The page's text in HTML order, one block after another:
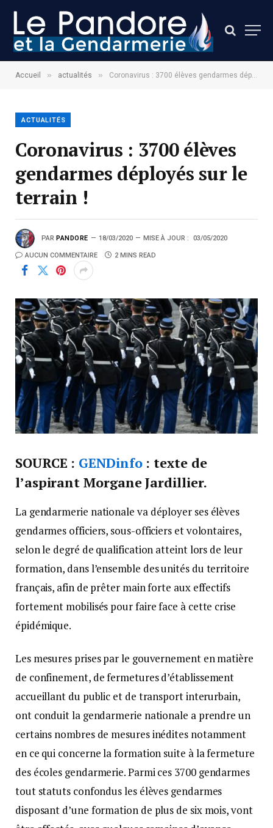
Accueil » actualités » Coronavirus : 3700 élèves gendarmes déployés sur le terrain !
ACTUALITÉS
Coronavirus : 3700 élèves
gendarmes déployés sur le
terrain !
PAR PANDORE 18/03/2020 MISE À JOUR : 03/05/2020
AUCUN COMMENTAIRE 2 MINS READ
SOURCE : GENDinfo: texte de
l’aspirant Morgane Jardillier.
La gendarmerie nationale va déployer ses élèves
gendarmes officiers, sous-officiers et volontaires,
selon le degré de qualification atteint lors de leur
formation, dans l’ensemble des unités du territoire
français, afin de prêter main forte aux effectifs
fortement mobilisés pour faire face à cette crise
épidémique.
Les mesures prises par le gouvernement en matière
de confinement, de fermetures d’établissement
accueillant du public et de transport interurbain,
ont conduit la gendarmerie nationale a prendre un
certains nombres de mesures inédites notamment
en ce qui concerne la formation suite à la fermeture
des écoles gendarmerie. Parmi ces 3700 gendarmes
tout statuts confondus les élèves gendarmes
disposant d’une formation de plus de six mois, vont